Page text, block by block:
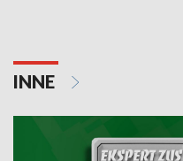
INNE